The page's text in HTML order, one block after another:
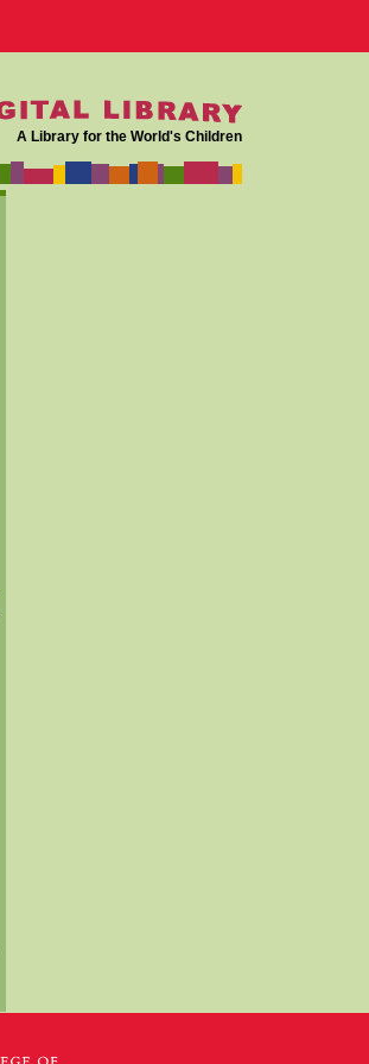
A Library for the World's Children